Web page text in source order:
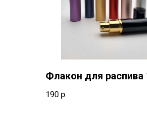
Флакон для распива
190 р.